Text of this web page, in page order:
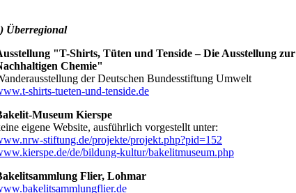
Überregional
"T-Shirts, Tüten und Tenside – Die Ausstellung zur
Chemie"
der Deutschen Bundesstiftung Umwelt
shirts-tueten-und-tenside.de
Museum Kierspe
eigene Website, ausführlich vorgestellt unter:
stiftung.de/projekte/projekt.php?pid=152
de/bildung-kultur/bakelitmuseum.php
Flier, Lohmar